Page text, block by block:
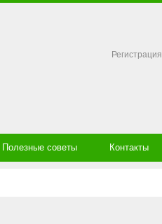
Полезные советы Контакты
Регистрация